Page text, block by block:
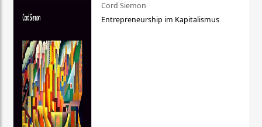
Cord Siemon
Entrepreneurship im Kapitalismus